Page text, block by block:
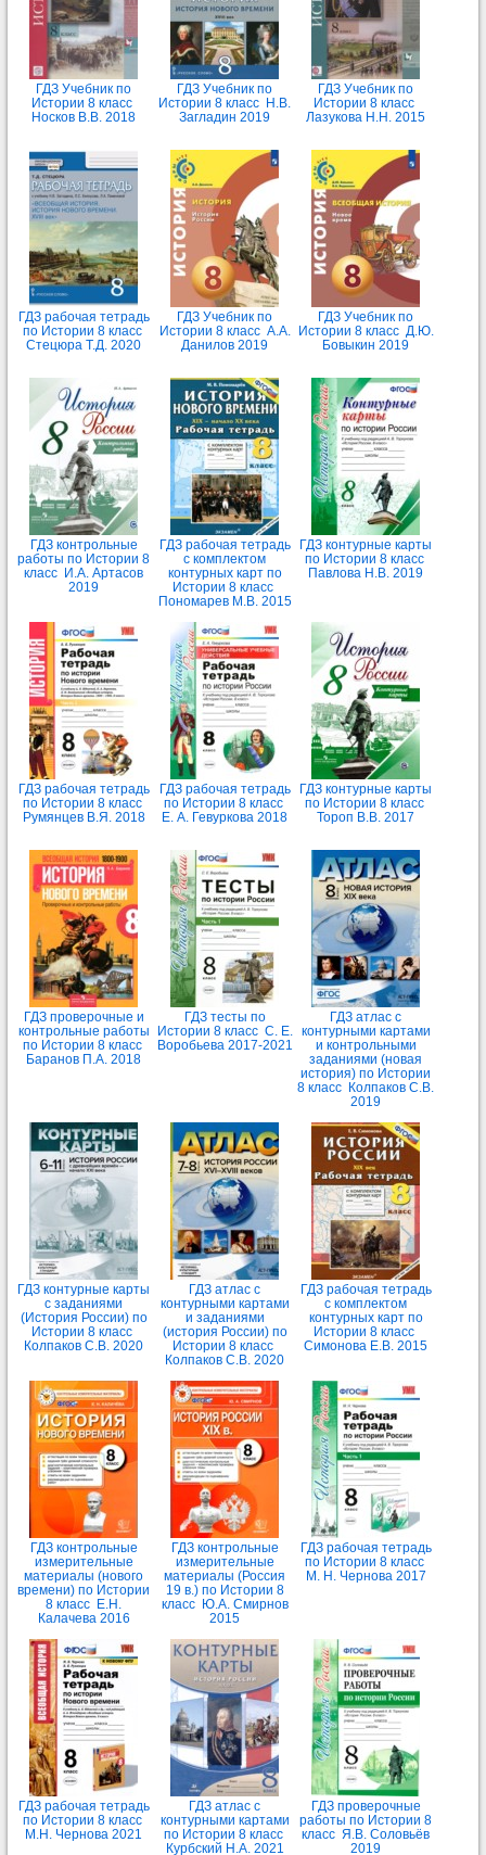
ГДЗ Учебник по
Истории 8 класс
Носков В.В. 2018
ГДЗ Учебник по
Истории 8 класс Н.В.
Загладин 2019
ГДЗ Учебник по
Истории 8 класс
Лазукова Н.Н. 2015
ГДЗ рабочая тетрадь
по Истории 8 класс
Стецюра Т.Д. 2020
ГДЗ Учебник по
Истории 8 класс А.А.
Данилов 2019
ГДЗ Учебник по
Истории 8 класс Д.Ю.
Бовыкин 2019
ГДЗ контрольные
работы по Истории 8
класс И.А. Артасов
2019
ГДЗ рабочая тетрадь
с комплектом
контурных карт по
Истории 8 класс
Пономарев М.В. 2015
ГДЗ контурные карты
по Истории 8 класс
Павлова Н.В. 2019
ГДЗ рабочая тетрадь
по Истории 8 класс
Румянцев В.Я. 2018
ГДЗ рабочая тетрадь
по Истории 8 класс
Е. А. Гевуркова 2018
ГДЗ контурные карты
по Истории 8 класс
Тороп В.В. 2017
ГДЗ проверочные и
контрольные работы
по Истории 8 класс
Баранов П.А. 2018
ГДЗ тесты по
Истории 8 класс С. Е.
Воробьева 2017-2021
ГДЗ атлас с
контурными картами
и контрольными
заданиями (новая
история) по Истории
8 класс Колпаков С.В.
2019
ГДЗ контурные карты
с заданиями
(История России) по
Истории 8 класс
Колпаков С.В. 2020
ГДЗ атлас с
контурными картами
и заданиями
(история России) по
Истории 8 класс
Колпаков С.В. 2020
ГДЗ рабочая тетрадь
с комплектом
контурных карт по
Истории 8 класс
Симонова Е.В. 2015
ГДЗ контрольные
измерительные
материалы (нового
времени) по Истории
8 класс Е.Н.
Калачева 2016
ГДЗ контрольные
измерительные
материалы (Россия
19 в.) по Истории 8
класс Ю.А. Смирнов
2015
ГДЗ рабочая тетрадь
по Истории 8 класс
М. Н. Чернова 2017
ГДЗ рабочая тетрадь
по Истории 8 класс
М.Н. Чернова 2021
ГДЗ атлас с
контурными картами
по Истории 8 класс
Курбский Н.А. 2021
ГДЗ проверочные
работы по Истории 8
класс Я.В. Соловьёв
2019